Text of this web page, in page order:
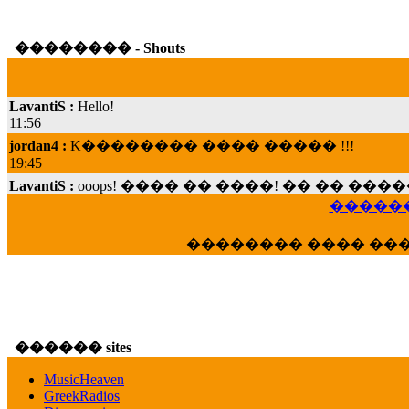
�������� - Shouts
11:56
jordan4 :
19:45
LavantiS :
���; ���� ��� ��� �������� ����
veronica :E���� 2012 ��� ����� ���
16:39
�������� ����
������ sites
MusicHeaven
GreekRadios